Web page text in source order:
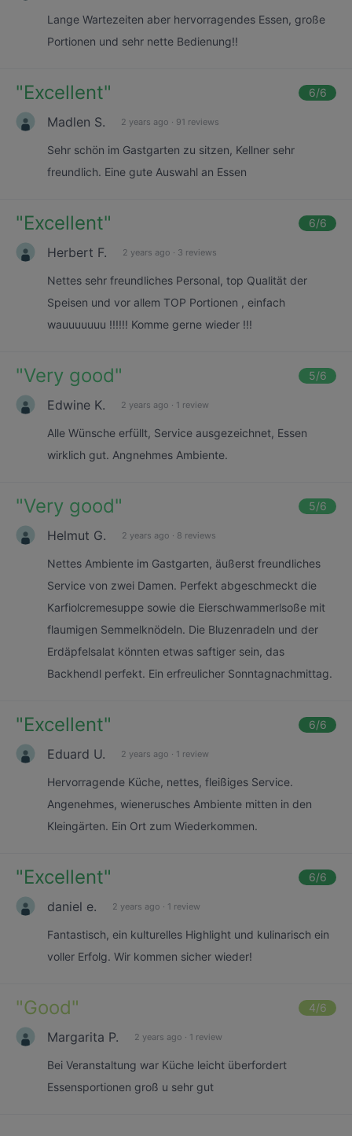
Lange Wartezeiten aber hervorragendes Essen, große
Portionen und sehr nette Bedienung!!
"Excellent" 6/6
Madlen S. 2 years ago · 91 reviews
Sehr schön im Gastgarten zu sitzen, Kellner sehr
freundlich. Eine gute Auswahl an Essen
"Excellent" 6/6
Herbert F. 2 years ago · 3 reviews
Nettes sehr freundliches Personal, top Qualität der
Speisen und vor allem TOP Portionen , einfach
wauuuuuuu !!!!!! Komme gerne wieder !!!
"Very good" 5/6
Edwine K. 2 years ago · 1 review
Alle Wünsche erfüllt, Service ausgezeichnet, Essen
wirklich gut. Angnehmes Ambiente.
"Very good" 5/6
Helmut G. 2 years ago · 8 reviews
Nettes Ambiente im Gastgarten, äußerst freundliches
Service von zwei Damen. Perfekt abgeschmeckt die
Karfiolcremesuppe sowie die Eierschwammerlsoße mit
flaumigen Semmelknödeln. Die Bluzenradeln und der
Erdäpfelsalat könnten etwas saftiger sein, das
Backhendl perfekt. Ein erfreulicher Sonntagnachmittag.
"Excellent" 6/6
Eduard U. 2 years ago · 1 review
Hervorragende Küche, nettes, fleißiges Service.
Angenehmes, wienerusches Ambiente mitten in den
Kleingärten. Ein Ort zum Wiederkommen.
"Excellent" 6/6
daniel e. 2 years ago · 1 review
Fantastisch, ein kulturelles Highlight und kulinarisch ein
voller Erfolg. Wir kommen sicher wieder!
"Good" 4/6
Margarita P. 2 years ago · 1 review
Bei Veranstaltung war Küche leicht überfordert
Essensportionen groß u sehr gut